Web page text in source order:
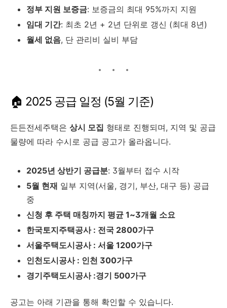
정부 지원 보증금: 보증금의 최대 95%까지 지원
임대 기간: 최초 2년 + 2년 단위로 갱신 (최대 8년)
월세 없음, 단 관리비 실비 부담
🏠 2025 공급 일정 (5월 기준)
든든전세주택은 상시 모집 형태로 진행되며, 지역 및 공급
물량에 따라 수시로 공급 공고가 올라옵니다.
2025년 상반기 공급분: 3월부터 접수 시작
5월 현재 일부 지역(서울, 경기, 부산, 대구 등) 공급
중
신청 후 주택 매칭까지 평균 1~3개월 소요
한국토지주택공사 : 전국 2800가구
서울주택도시공사 : 서울 1200가구
인천도시공사 : 인천 300가구
경기주택도시공사 :경기 500가구
공고는 아래 기관을 통해 확인할 수 있습니다.